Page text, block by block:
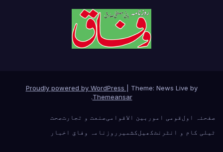
Proudly powered by WordPress
Theme: News Live by
Themeansar
.
صفحئہ اولقومی امور بین الاقوامی صنعت و تجارتصحت
ٹیلی کام و انٹرنٹکھیلکشمیر روزنامہ وفاق اخبار